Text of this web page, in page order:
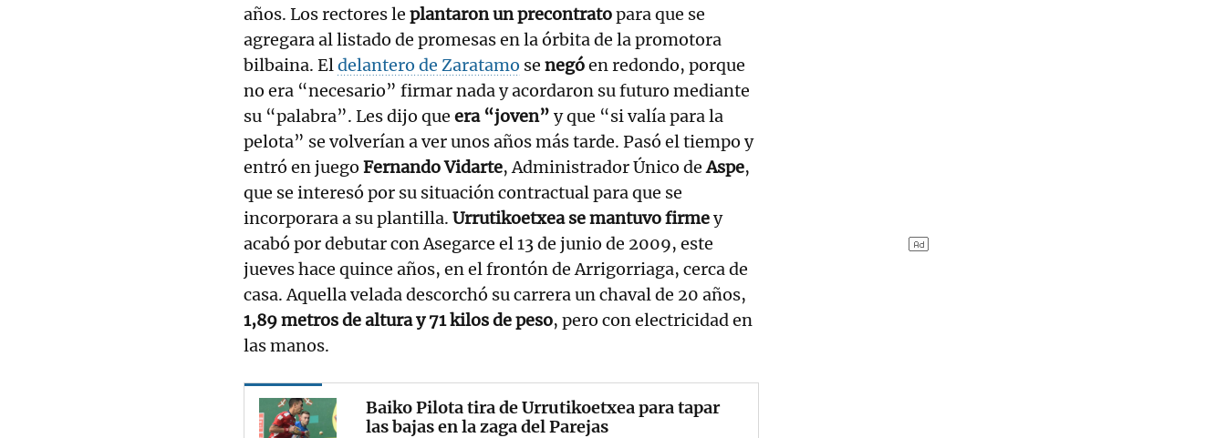
años. Los rectores le plantaron un precontratopara que se
agregara al listado de promesas en la órbita de la promotora
bilbaina. Eldelantero de Zaratamo se negóen redondo, porque
no era “necesario” firmar nada y acordaron su futuro mediante
su “palabra”. Les dijo que era “joven” y que “si valía para la
pelota” se volverían a ver unos años más tarde. Pasó el tiempo y
entró en juego Fernando Vidarte, Administrador Único deAspe,
que se interesó por su situación contractual para que se
incorporara a su plantilla. Urrutikoetxea se mantuvo firmey
acabó por debutar con Asegarce el 13 de junio de 2009, este
jueves hace quince años, en el frontón de Arrigorriaga, cerca de
casa. Aquella velada descorchó su carrera un chaval de 20 años,
1,89 metros de altura y 71 kilos de peso, pero con electricidad en
las manos.
Baiko Pilota tira de Urrutikoetxea para tapar
las bajas en la zaga del Parejas